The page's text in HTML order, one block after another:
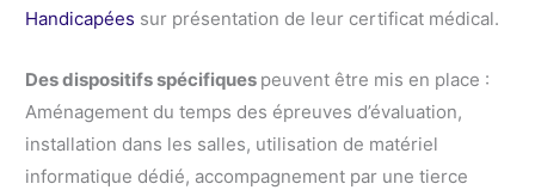
Handicapées sur présentation de leur certificat médical.
Des dispositifs spécifiques peuvent être mis en place :
Aménagement du temps des épreuves d’évaluation,
installation dans les salles, utilisation de matériel
informatique dédié, accompagnement par une tierce